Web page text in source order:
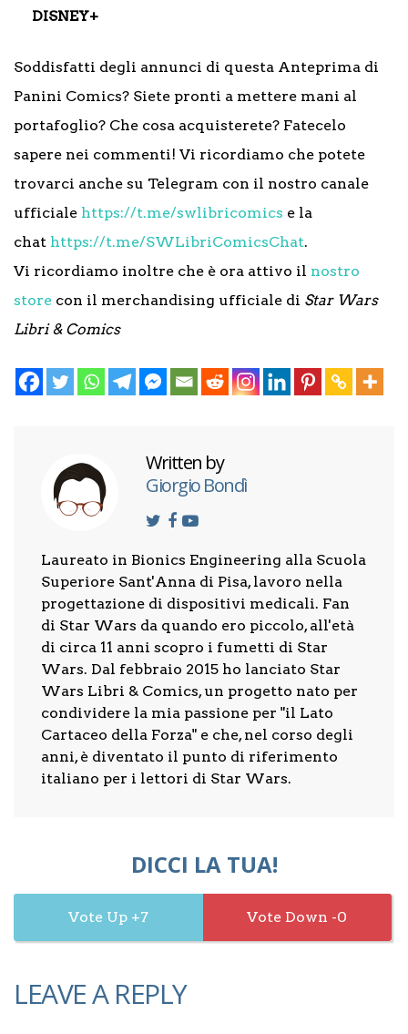
DISNEY+
Soddisfatti degli annunci di questa Anteprima di
Panini Comics? Siete pronti a mettere mani al
portafoglio? Che cosa acquisterete? Fatecelo
sapere nei commenti! Vi ricordiamo che potete
trovarci anche su Telegram con il nostro canale
ufficiale https://t.me/swlibricomics e la
chat https://t.me/SWLibriComicsChat.
Vi ricordiamo inoltre che è ora attivo il nostro
store con il merchandising ufficiale di Star Wars
Libri & Comics
Written by
Giorgio Bondì
Laureato in Bionics Engineering alla Scuola
Superiore Sant'Anna di Pisa, lavoro nella
progettazione di dispositivi medicali. Fan
di Star Wars da quando ero piccolo, all'età
di circa 11 anni scopro i fumetti di Star
Wars. Dal febbraio 2015 ho lanciato Star
Wars Libri & Comics, un progetto nato per
condividere la mia passione per "il Lato
Cartaceo della Forza" e che, nel corso degli
anni, è diventato il punto di riferimento
italiano per i lettori di Star Wars.
DICCI LA TUA!
7 0
LEAVE A REPLY